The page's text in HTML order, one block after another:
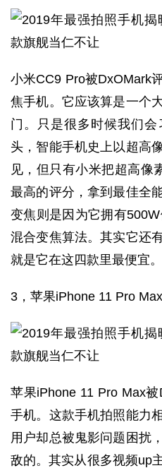
小米CC9 Pro被DxOMark
焦手机。它应该算是一个
门。只是很多时候我们
头，智能手机史上以超高
见，但只有小米把超高像
最高的评分，拿到最佳全
变焦则是因为它拥有
混合变焦算法。其实它还
就是它在这四款里最便宜。
3，苹果iPhone 11 Pro Max
苹果iPhone 11 Pro Max
手机。这款手机拍照能力
用户却总被鬼影问题困扰
敌的。其实从很多视频up